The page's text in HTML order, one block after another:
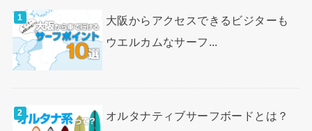
大阪からアクセスできるビジターも
ウエルカムなサーフ...
オルタナティブサーフボードとは？